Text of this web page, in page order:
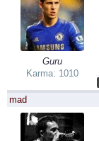
Guru
Karma: 1010
mad